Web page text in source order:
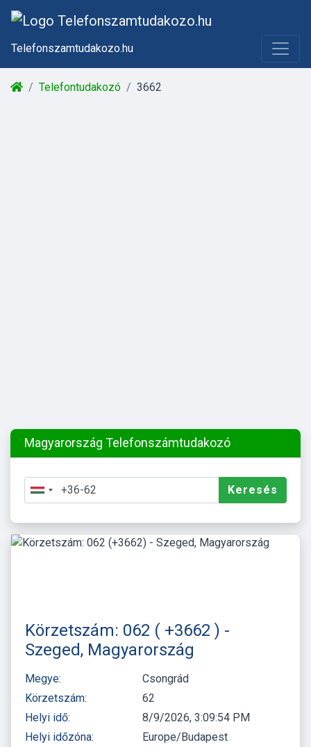
Telefonszamtudakozo.hu
Telefontudakozó 3662
Magyarország Telefonszámtudakozó
Keresés
Körzetszám: 062 ( +3662 ) -
Szeged, Magyarország
Megye:
Csongrád
Körzetszám:
62
Helyi idő:
8/9/2026, 3:09:54 PM
Helyi időzóna:
Europe/Budapest